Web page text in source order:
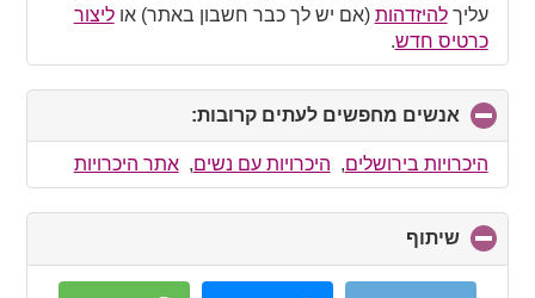
עליךלהיזדהות (אם יש לך כבר חשבון באתר) אוליצור
כרטיס חדש.
אנשים מחפשים לעתים קרובות:
to
collapse
contents
היכרויות בירושלים, היכרויות עם נשים,אתר היכרויות
שיתוף
to
collapse